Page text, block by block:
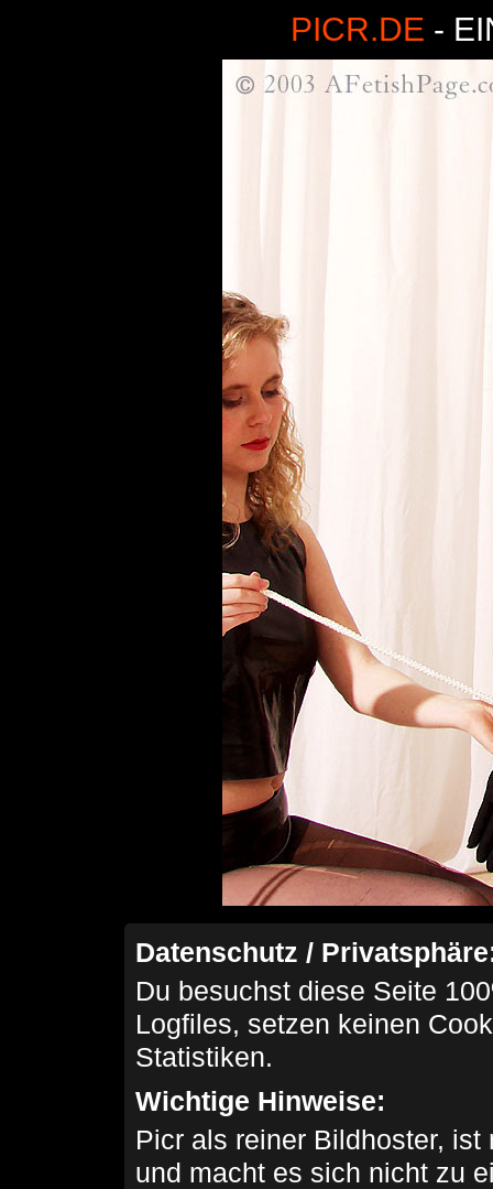
PICR.DE -
Datenschutz /
Du besuchst diese Seite
Logfiles, setzen keinen
Statistiken.
Wichtige Hinweise:
Picr als reiner Bildhoster,
und macht es sich nicht zu